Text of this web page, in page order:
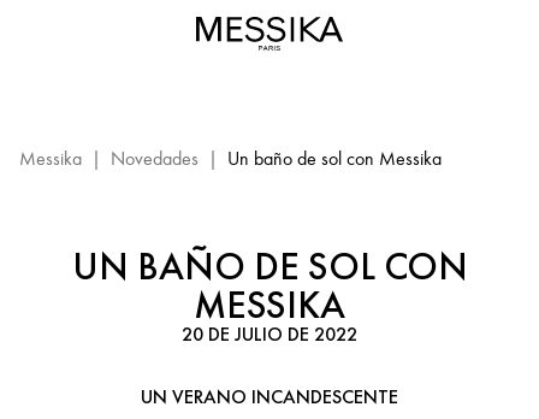
Messika
Messika | Novedades | Un baño de sol con Messika
UN BAÑO DE SOL CON
MESSIKA
20 DE JULIO DE 2022
UN VERANO INCANDESCENTE